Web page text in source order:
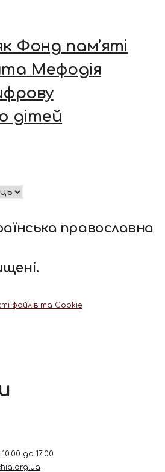
Фонд пам’яті
Мефодія
дітей
православна
файлів та Cookie
до 17:00